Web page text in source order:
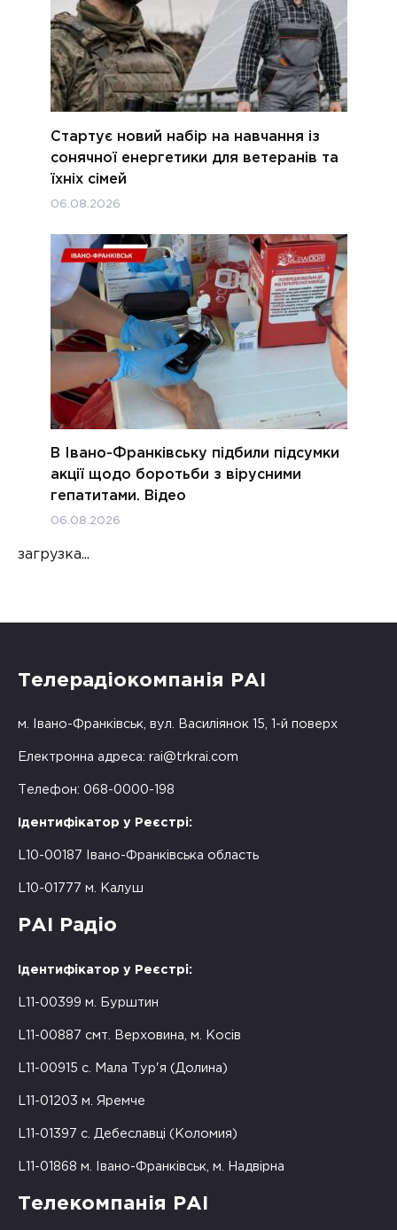
Стартує новий набір на навчання із
сонячної енергетики для ветеранів та
їхніх сімей
06.08.2026
В Івано-Франківську підбили підсумки
акції щодо боротьби з вірусними
гепатитами. Відео
06.08.2026
загрузка...
Телерадіокомпанія РАІ
м. Івано-Франківськ, вул. Василіянок 15, 1-й поверх
Електронна адреса: rai@trkrai.com
Телефон: 068-0000-198
Ідентифікатор у Реєстрі:
L10-00187 Івано-Франківська область
L10-01777 м. Калуш
РАІ Радіо
Ідентифікатор у Реєстрі:
L11-00399 м. Бурштин
L11-00887 смт. Верховина, м. Косів
L11-00915 с. Мала Тур'я (Долина)
L11-01203 м. Яремче
L11-01397 с. Дебеславці (Коломия)
L11-01868 м. Івано-Франківськ, м. Надвірна
Телекомпанія РАІ